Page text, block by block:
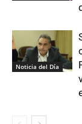
Noticia del Día